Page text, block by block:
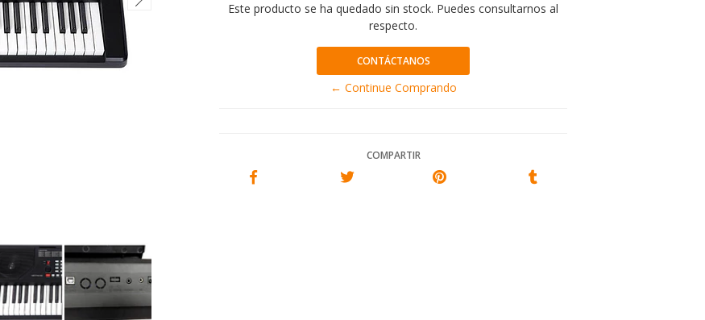
Este producto se ha quedado sin stock. Puedes consultarnos al
respecto.
CONTÁCTANOS
← Continue Comprando
COMPARTIR